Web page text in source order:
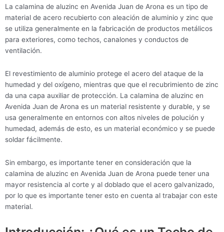
La calamina de aluzinc en Avenida Juan de Arona es un tipo de
material de acero recubierto con aleación de aluminio y zinc que
se utiliza generalmente en la fabricación de productos metálicos
para exteriores, como techos, canalones y conductos de
ventilación.
El revestimiento de aluminio protege el acero del ataque de la
humedad y del oxígeno, mientras que que el recubrimiento de zinc
da una capa auxiliar de protección. La calamina de aluzinc en
Avenida Juan de Arona es un material resistente y durable, y se
usa generalmente en entornos con altos niveles de polución y
humedad, además de esto, es un material económico y se puede
soldar fácilmente.
Sin embargo, es importante tener en consideración que la
calamina de aluzinc en Avenida Juan de Arona puede tener una
mayor resistencia al corte y al doblado que el acero galvanizado,
por lo que es importante tener esto en cuenta al trabajar con este
material.